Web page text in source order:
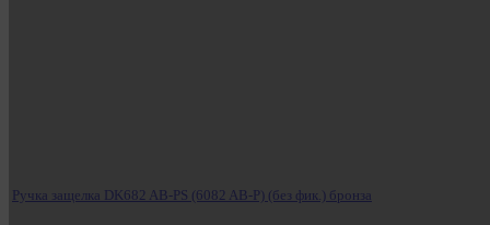
Ручка защелка DK682 AB-PS (6082 AB-P) (без фик.) бронза